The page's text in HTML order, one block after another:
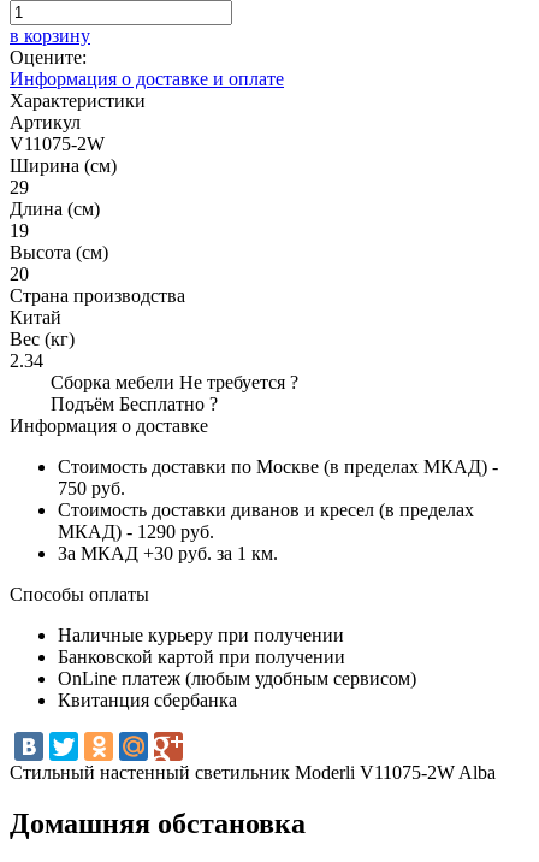
в корзину
Оцените:
Информация о доставке и оплате
Характеристики
Артикул
V11075-2W
Ширина (см)
29
Длина (см)
19
Высота (см)
20
Страна производства
Китай
Вес (кг)
2.34
Сборка мебели Не требуется ?
Подъём Бесплатно ?
Информация о доставке
Стоимость доставки по Москве (в пределах МКАД) -
750 руб.
Стоимость доставки диванов и кресел (в пределах
МКАД) - 1290 руб.
За МКАД +30 руб. за 1 км.
Способы оплаты
Наличные курьеру при получении
Банковской картой при получении
OnLine платеж (любым удобным сервисом)
Квитанция сбербанка
Стильный настенный светильник Moderli V11075-2W Alba
Домашняя обстановка